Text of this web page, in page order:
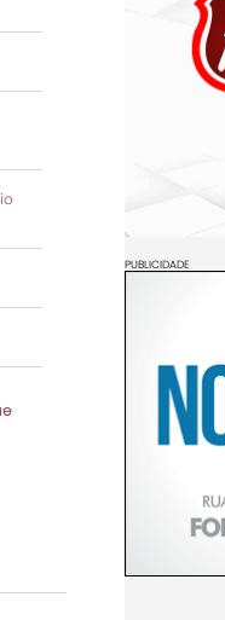
PUBLICIDADE